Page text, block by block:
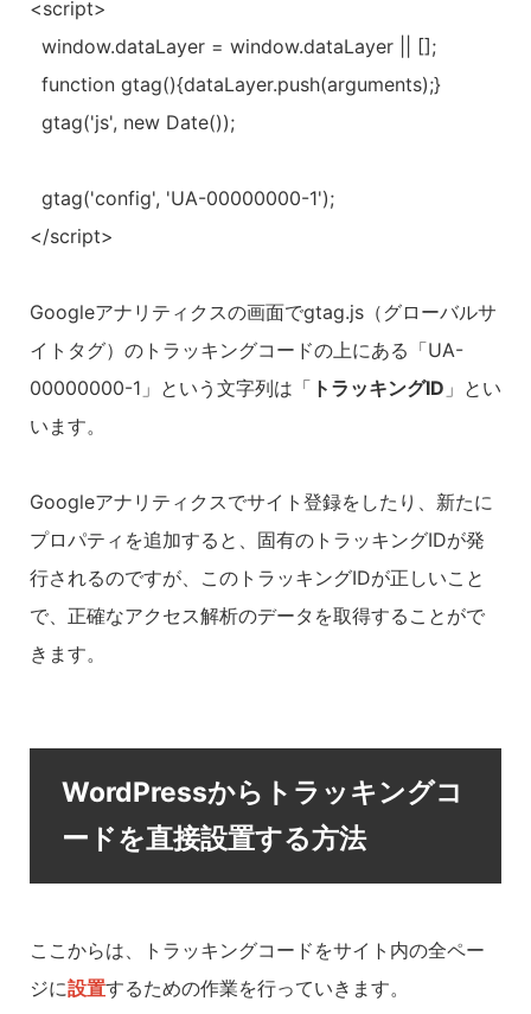
<script>
  window.dataLayer = window.dataLayer || [];
  function gtag(){dataLayer.push(arguments);}
  gtag('js', new Date());
  gtag('config', 'UA-00000000-1');
</script>
Googleアナリティクスの画面でgtag.js（グローバルサ
イトタグ）のトラッキングコードの上にある「UA-
00000000-1」という文字列は「 トラッキングID 」とい
います。
Googleアナリティクスでサイト登録をしたり、新たに
プロパティを追加すると、固有のトラッキングIDが発
行されるのですが、このトラッキングIDが正しいこと
で、正確なアクセス解析のデータを取得することがで
きます。
WordPressからトラッキングコ
ードを直接設置する方法
ここからは、トラッキングコードをサイト内の全ペー
ジに設置するための作業を行っていきます。